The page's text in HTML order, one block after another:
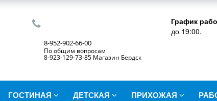
8-952-902-66-00
По общим вопросам
8-923-129-73-85 Магазин Бердск
График
до 19:00.
ГОСТИНАЯ ДЕТСКАЯ ПРИХОЖАЯ